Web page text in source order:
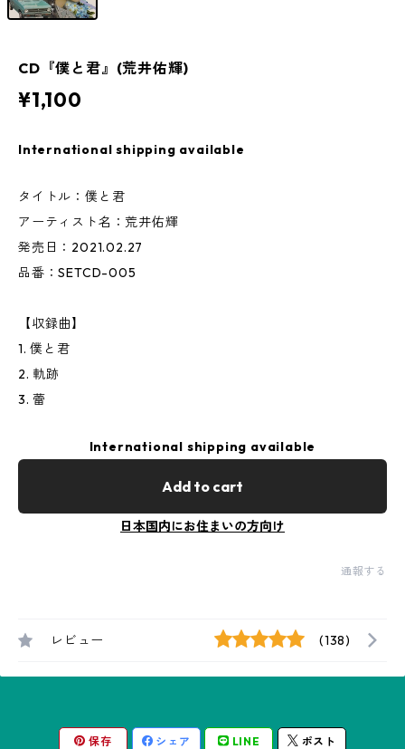
CD『僕と君』(荒井佑輝)
¥1,100
International shipping available
タイトル：僕と君
アーティスト名：荒井佑輝
発売日：2021.02.27
品番：SETCD-005
【収録曲】
1. 僕と君
2. 軌跡
3. 蕾
International shipping available
Add to cart
日本国内にお住まいの方向け
通報する
レビュー (138)
保存 シェア LINE ポスト